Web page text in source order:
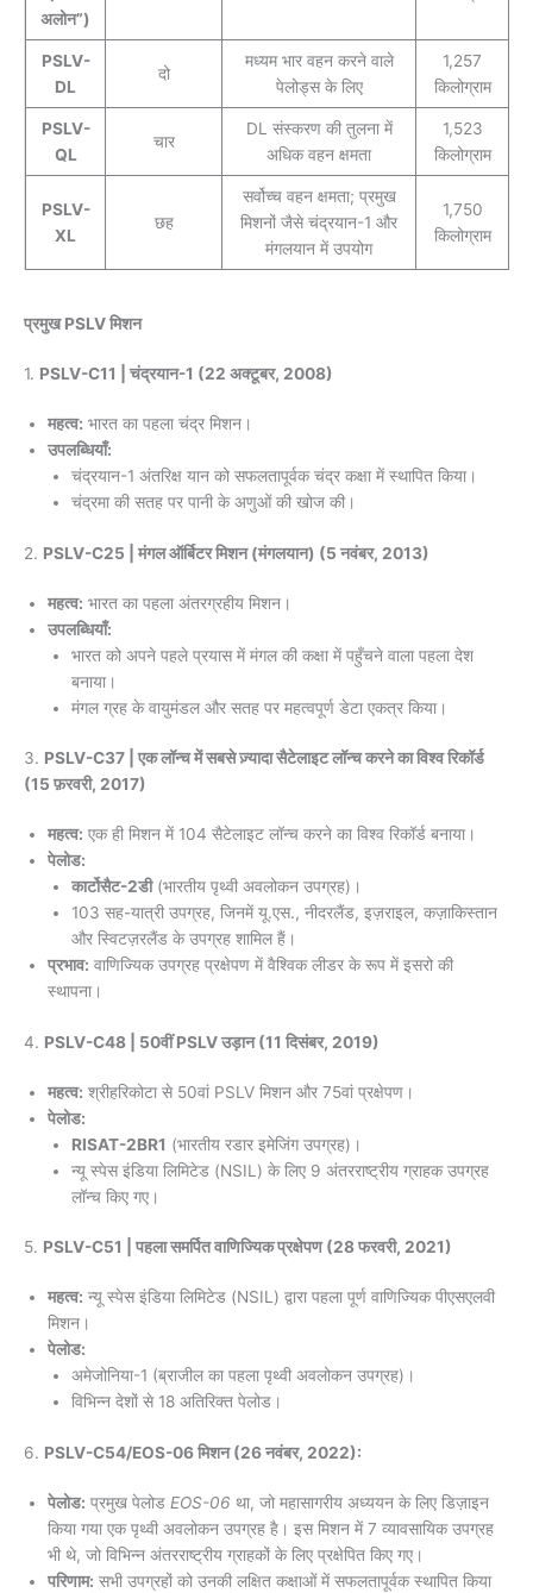
अलोन”)
PSLV-
DL
दो
मध्यम भार वहन करने वाले
पेलोड्स के लिए
1,257
किलोग्राम
PSLV-
QL
चार
DL संस्करण की तुलना में
अधिक वहन क्षमता
1,523
किलोग्राम
PSLV-
XL
छह
सर्वोच्च वहन क्षमता; प्रमुख
मिशनों जैसे चंद्रयान-1 और
मंगलयान में उपयोग
1,750
किलोग्राम
प्रमुख PSLV मिशन
1. PSLV-C11 | चंद्रयान-1 (22 अक्टूबर, 2008)
महत्व: भारत का पहला चंद्र मिशन।
उपलब्धियाँ:
चंद्रयान-1 अंतरिक्ष यान को सफलतापूर्वक चंद्र कक्षा में स्थापित किया।
चंद्रमा की सतह पर पानी के अणुओं की खोज की।
2. PSLV-C25 | मंगल ऑर्बिटर मिशन (मंगलयान) (5 नवंबर, 2013)
महत्व: भारत का पहला अंतरग्रहीय मिशन।
उपलब्धियाँ:
भारत को अपने पहले प्रयास में मंगल की कक्षा में पहुँचने वाला पहला देश
बनाया।
मंगल ग्रह के वायुमंडल और सतह पर महत्वपूर्ण डेटा एकत्र किया।
3. PSLV-C37 | एक लॉन्च में सबसे ज़्यादा सैटेलाइट लॉन्च करने का विश्व रिकॉर्ड
(15 फ़रवरी, 2017)
महत्व: एक ही मिशन में 104 सैटेलाइट लॉन्च करने का विश्व रिकॉर्ड बनाया।
पेलोड:
कार्टोसैट-2डी(भारतीय पृथ्वी अवलोकन उपग्रह)।
103 सह-यात्री उपग्रह, जिनमें यू.एस., नीदरलैंड, इज़राइल, कज़ाकिस्तान
और स्विटज़रलैंड के उपग्रह शामिल हैं।
प्रभाव: वाणिज्यिक उपग्रह प्रक्षेपण में वैश्विक लीडर के रूप में इसरो की
स्थापना।
4. PSLV-C48 | 50वीं PSLV उड़ान (11 दिसंबर, 2019)
महत्व: श्रीहरिकोटा से 50वां PSLV मिशन और 75वां प्रक्षेपण।
पेलोड:
RISAT-2BR1 (भारतीय रडार इमेजिंग उपग्रह)।
न्यू स्पेस इंडिया लिमिटेड (NSIL) के लिए 9 अंतरराष्ट्रीय ग्राहक उपग्रह
लॉन्च किए गए।
5. PSLV-C51 | पहला समर्पित वाणिज्यिक प्रक्षेपण (28 फरवरी, 2021)
महत्व: न्यू स्पेस इंडिया लिमिटेड (NSIL) द्वारा पहला पूर्ण वाणिज्यिक पीएसएलवी
मिशन।
पेलोड:
अमेजोनिया-1 (ब्राजील का पहला पृथ्वी अवलोकन उपग्रह)।
विभिन्न देशों से 18 अतिरिक्त पेलोड।
6. PSLV-C54/EOS-06 मिशन (26 नवंबर, 2022):
पेलोड: प्रमुख पेलोड EOS-06 था, जो महासागरीय अध्ययन के लिए डिज़ाइन
किया गया एक पृथ्वी अवलोकन उपग्रह है। इस मिशन में 7 व्यावसायिक उपग्रह
भी थे, जो विभिन्न अंतरराष्ट्रीय ग्राहकों के लिए प्रक्षेपित किए गए।
परिणाम: सभी उपग्रहों को उनकी लक्षित कक्षाओं में सफलतापूर्वक स्थापित किया